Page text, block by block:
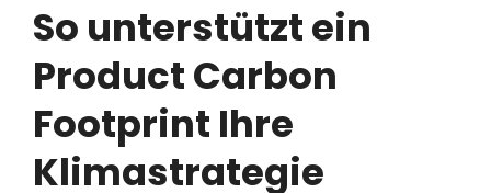
So unterstützt ein
Product Carbon
Footprint Ihre
Klimastrategie